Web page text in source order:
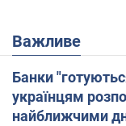
Важливе
Банки
українцям
найближчими